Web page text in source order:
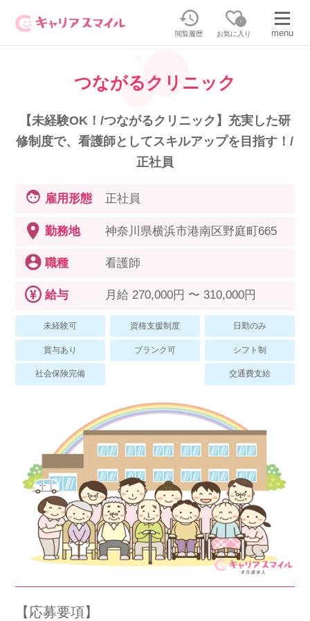
閲覧履歴
0
お気に入り menu
無料相談・お問い合わせはこちら
無料転職相談・お問い合わせの内容を
選択してください
派遣で働く
その他のお問い合わせ
採用担当者様はこちら
正社員・パートの求人を探す
介護のリスキリング
キャリアスマイルとは
スマイルカのsmileコラム
FAQ
紹介会社を使うメリットについて
介護・看護のお仕事について
利用者の声
WEB勤怠
支店連絡先一覧
つながるクリニック
【未経験OK！/つながるクリニック】充実した研
修制度で、看護師としてスキルアップを目指す！/
正社員
雇用形態 正社員
勤務地 神奈川県横浜市港南区野庭町665
職種 看護師
給与 月給 270,000円 〜 310,000円
未経験可 資格支援制度 日勤のみ
賞与あり ブランク可 シフト制
社会保険完備 交通費支給
【応募要項】